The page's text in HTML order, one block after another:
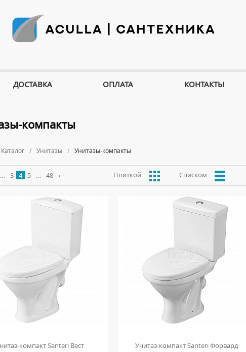
компакты
Каталог Унитазы Унитазы-компакты
Плиткой Списком
… 3 4 5 … 48 ›
компакт Santeri Вест
Унитаз-компакт Santeri Форвард
ДОСТАВКА ОПЛАТА КОНТАКТЫ